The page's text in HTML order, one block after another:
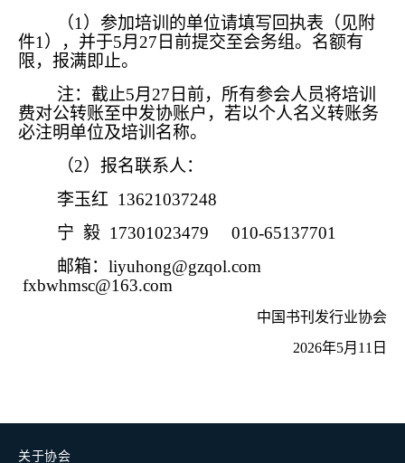
（1）参加培训的单位请填写回执表（见附
件1），并于5月27日前提交至会务组。名额有
限，报满即止。
注：截止5月27日前，所有参会人员将培训
费对公转账至中发协账户，若以个人名义转账务
必注明单位及培训名称。
（2）报名联系人：
李玉红 13621037248
宁 毅 17301023479 010-65137701
邮箱：liyuhong@gzqol.com
fxbwhmsc@163.com
中国书刊发行业协会
2026年5月11日
关于协会